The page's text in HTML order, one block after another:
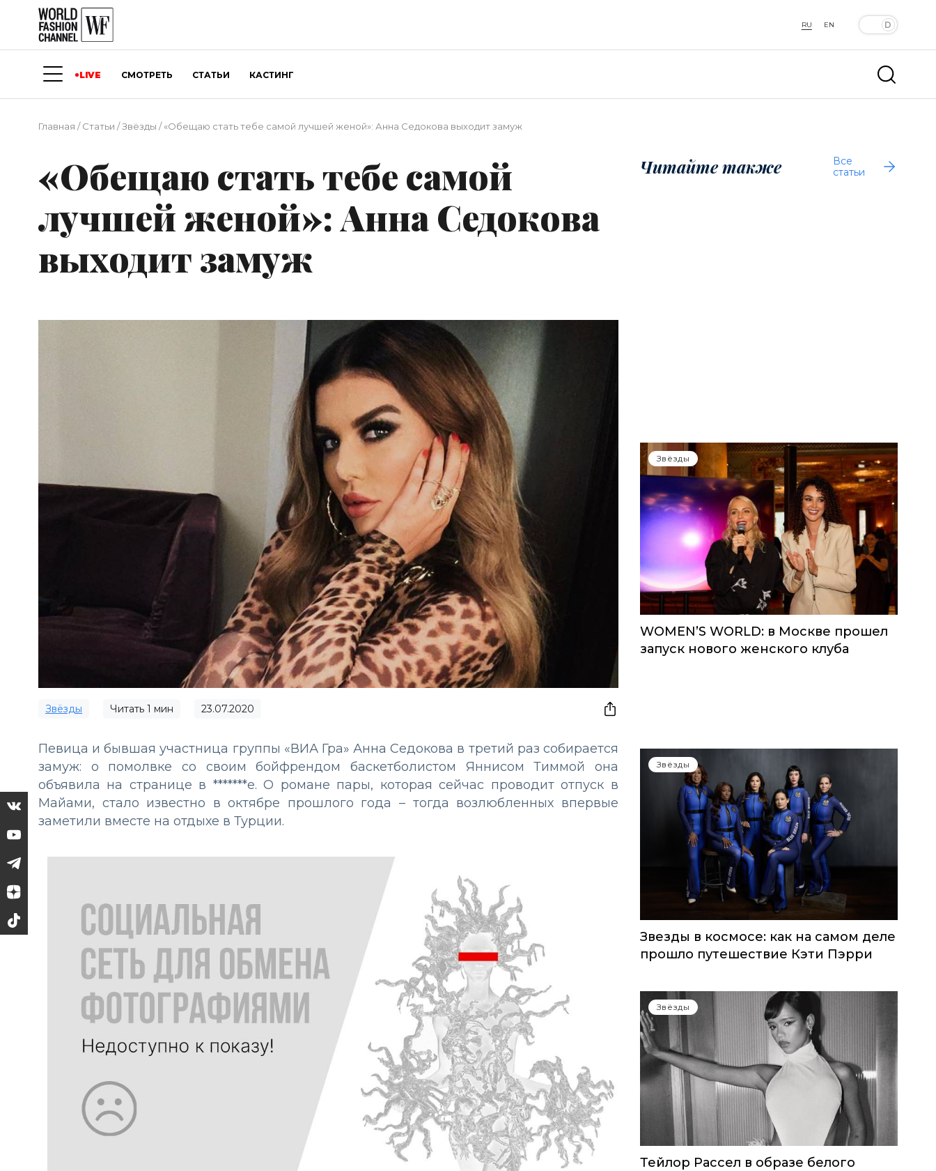
RU EN
LIVE СМОТРЕТЬ СТАТЬИ КАСТИНГ
Главная /Статьи /Звёзды /«Обещаю стать тебе самой лучшей женой»: Анна Седокова выходит замуж
«Обещаю стать тебе самой
лучшей женой»: Анна Седокова
выходит замуж
Звёзды Читать 1 мин 23.07.2020
Певица и бывшая участница группы «ВИА Гра» Анна Седокова в третий раз собирается
замуж: о помолвке со своим бойфрендом баскетболистом Яннисом Тиммой она
объявила на странице в *******е. О романе пары, которая сейчас проводит отпуск в
Майами, стало известно в октябре прошлого года – тогда возлюбленных впервые
заметили вместе на отдыхе в Турции.
Читайте также
Все
статьи
Звёзды
WOMEN’S WORLD: в Москве прошел
запуск нового женского клуба
Звёзды
Звезды в космосе: как на самом деле
прошло путешествие Кэти Пэрри
Звёзды
Тейлор Рассел в образе белого